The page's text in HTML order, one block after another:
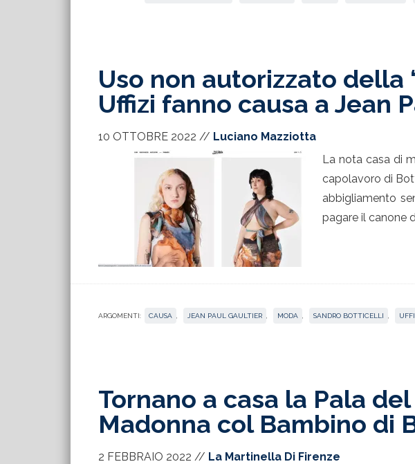
Uso non autorizzato della
Uffizi fanno causa a Jean
10 OTTOBRE 2022 // Luciano Mazziotta
La nota casa di
capolavoro di
abbigliamento
pagare il canone
ARGOMENTI: CAUSA JEAN PAUL GAULTIER MODA SANDRO BOTTICELLI
Tornano a casa la Pala
Madonna col Bambino di
2 FEBBRAIO 2022 // La Martinella Di Firenze